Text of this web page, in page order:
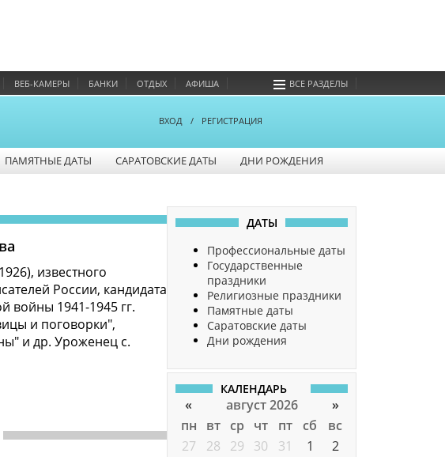
ВЕБ-КАМЕРЫ БАНКИ ОТДЫХ АФИША ВСЕ РАЗДЕЛЫ
ВХОД / РЕГИСТРАЦИЯ
ПАМЯТНЫЕ ДАТЫ САРАТОВСКИЕ ДАТЫ ДНИ РОЖДЕНИЯ
известного
России, кандидата
войны 1941-1945 гг.
и поговорки",
и др. Уроженец с.
ДАТЫ
Профессиональные даты
Государственные
праздники
Религиозные праздники
Памятные даты
Саратовские даты
Дни рождения
КАЛЕНДАРЬ
« август 2026
»
пн
вт ср чт пт сб
вс
27
28 29 30 31 1
2